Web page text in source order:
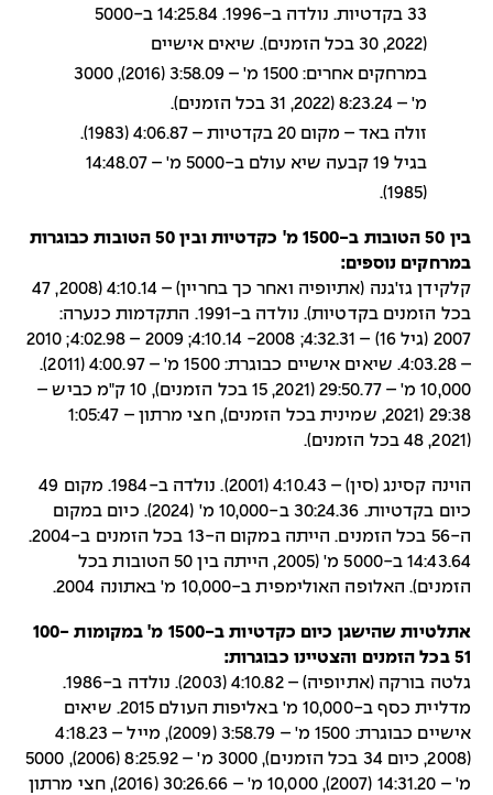
33 בקדטיות. נולדה ב-1996. 14:25.84 ב-5000
(2022, 30 בכל הזמנים). שיאים אישיים
במרחקים אחרים: 1500 מ' – 3:58.09 (2016), 3000
מ' – 8:23.24 (2022, 31 בכל הזמנים).
זולה באד – מקום 20 בקדטיות – 4:06.87 (1983).
בגיל 19 קבעה שיא עולם ב-5000 מ' – 14:48.07
(1985).
בין 50 הטובות ב-1500 מ' כקדטיות ובין 50 הטובות כבוגרות
במרחקים נוספים:
קלקידן גז'גנה (אתיופיה ואחר כך בחריין) – 4:10.14 (2008, 47
בכל הזמנים בקדטיות). נולדה ב-1991. התקדמות כנערה:
2007 (גיל 16) – 4:32.31; 2008- 4:10.14; 2009 – 4:02.98; 2010
– 4:03.28. שיאים אישיים כבוגרת: 1500 מ' – 4:00.97 (2011).
10,000 מ' – 29:50.77 (2021, 15 בכל הזמנים), 10 ק"מ כביש –
29:38 (2021, שמינית בכל הזמנים), חצי מרתון – 1:05:47
(2021, 48 בכל הזמנים).
הוינה קסינג (סין) – 4:10.43 (2001). נולדה ב-1984. מקום 49
כיום בקדטיות. 30:24.36 ב-10,000 מ' (2024). כיום במקום
ה-56 בכל הזמנים. הייתה במקום ה-13 בכל הזמנים ב-2004.
14:43.64 ב-5000 מ' (2005, הייתה בין 50 הטובות בכל
הזמנים). האלופה האולימפית ב-10,000 מ' באתונה 2004.
אתלטיות שהישגן כיום כקדטיות ב-1500 מ' במקומות 100-
51 בכל הזמנים והצטיינו כבוגרות:
גלטה בורקה (אתיופיה) – 4:10.82 (2003). נולדה ב-1986.
מדליית כסף ב-10,000 מ' באליפות העולם 2015. שיאים
אישיים כבוגרת: 1500 מ' – 3:58.79 (2009), מייל – 4:18.23
(2008, כיום 34 בכל הזמנים), 3000 מ' – 8:25.92 (2006), 5000
מ' – 14:31.20 (2007), 10,000 מ' – 30:26.66 (2016), חצי מרתון